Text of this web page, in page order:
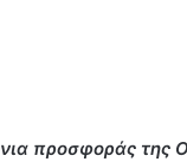
προσφοράς της